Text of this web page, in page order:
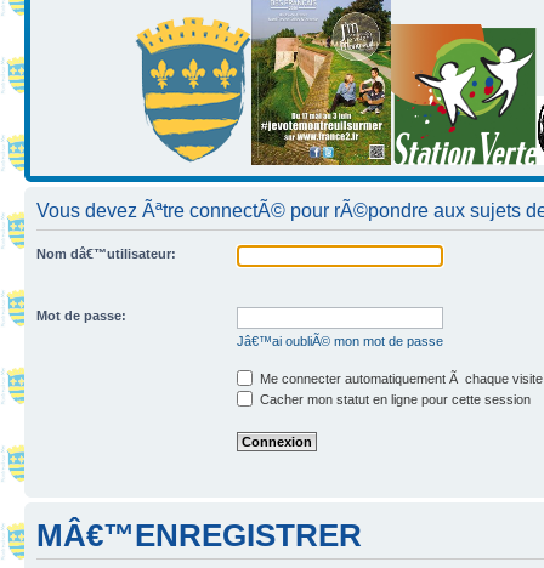
Vous devez Ãªtre connectÃ© pour rÃ©pondre aux sujets
Nom dâ€™utilisateur:
Mot de passe:
Jâ€™ai oubliÃ© mon mot de passe
Me connecter automatiquement Ã chaque visite
Cacher mon statut en ligne pour cette session
MÂ€™ENREGISTRER